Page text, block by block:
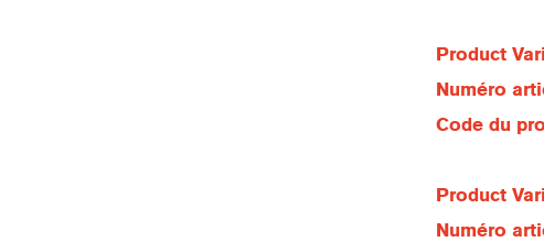
Product
Numéro
Code du
Product
Numéro